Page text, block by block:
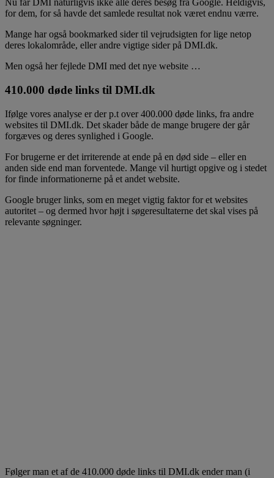
Nu får DMI naturligvis ikke alle deres besøg fra Google. Heldigvis,
for dem, for så havde det samlede resultat nok været endnu værre.
Mange har også bookmarked sider til vejrudsigten for lige netop
deres lokalområde, eller andre vigtige sider på DMI.dk.
Men også her fejlede DMI med det nye website …
410.000 døde links til DMI.dk
Ifølge vores analyse er der p.t over 400.000 døde links, fra andre
websites til DMI.dk. Det skader både de mange brugere der går
forgæves og deres synlighed i Google.
For brugerne er det irriterende at ende på en død side – eller en
anden side end man forventede. Mange vil hurtigt opgive og i stedet
for finde informationerne på et andet website.
Google bruger links, som en meget vigtig faktor for et websites
autoritet – og dermed hvor højt i søgeresultaterne det skal vises på
relevante søgninger.
Følger man et af de 410.000 døde links til DMI.dk ender man (i